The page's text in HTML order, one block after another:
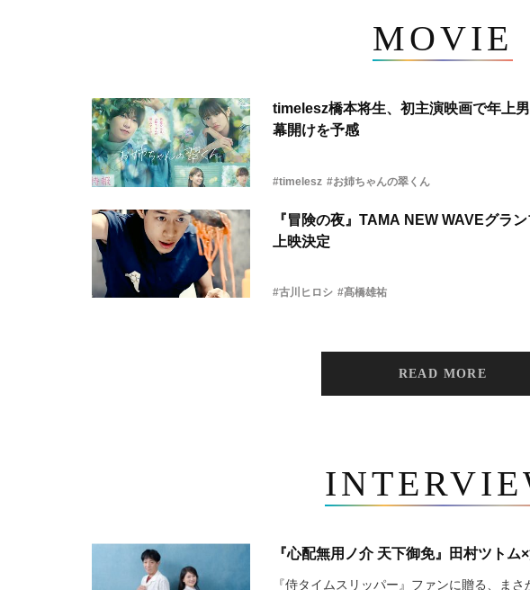
MOVIE
timelesz橋本将生、初主演映画で年上
幕開けを予感
#timelesz #お姉ちゃんの翠くん
『冒険の夜』TAMA NEW WAVEグラ
上映決定
#古川ヒロシ #髙橋雄祐
READ MORE
『心配無用ノ介 天下御免』田村ツト
『侍タイムスリッパー』ファンに贈る、ま